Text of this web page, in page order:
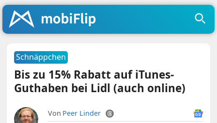
Schnäppchen
Bis zu 15% Rabatt auf iTunes-
Guthaben bei Lidl (auch online)
Von Peer Linder